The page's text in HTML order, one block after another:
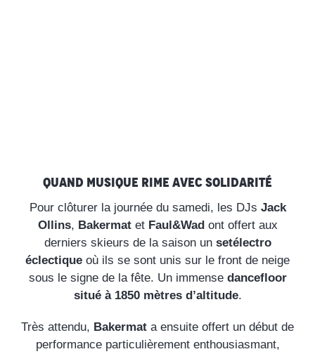
Quand musique rime avec solidarité
Pour clôturer la journée du samedi, les DJs Jack
Ollins, Bakermatet Faul&Wadont offert aux
derniers skieurs de la saison un setélectro
éclectique où ils se sont unis sur le front de neige
sous le signe de la fête. Un immense dancefloor
situé à 1850 mètres d’altitude.
Très attendu, Bakermat a ensuite offert un début de
performance particulièrement enthousiasmant,